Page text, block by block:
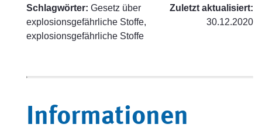
Schlagwörter: Gesetz über
explosionsgefährliche Stoffe,
explosionsgefährliche Stoffe
Zuletzt aktualisiert:
30.12.2020
Informationen